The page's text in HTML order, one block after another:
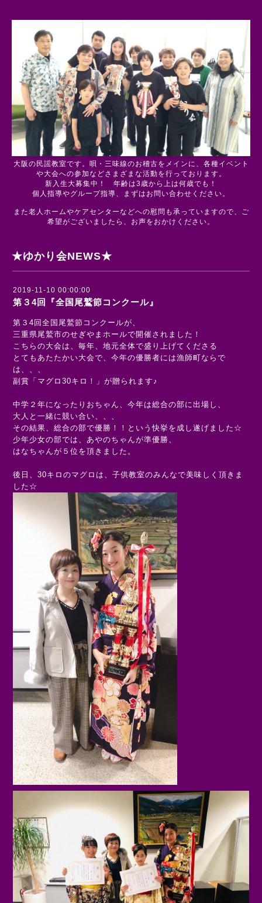
大阪の民謡教室です。唄・三味線のお稽古をメインに、各種イベント
や大会への参加などさまざまな活動を行っております。
新入生大募集中！ 年齢は3歳から上は何歳でも！
個人指導やグループ指導、まずはお問い合わせください。
また老人ホームやケアセンターなどへの慰問も承っていますので、ご
希望がございましたら、お声をおかけください。
★ゆかり会NEWS★
2019-11-10 00:00:00
第３4回『全国尾鷲節コンクール』
第３4回全国尾鷲節コンクールが、
三重県尾鷲市のせぎやまホールで開催されました！
こちらの大会は、毎年、地元全体で盛り上げてくださる
とてもあたたかい大会で、今年の優勝者には漁師町ならで
は、、、
副賞「マグロ30キロ！」が贈られます♪
中学２年になったりおちゃん、今年は総合の部に出場し、
大人と一緒に競い合い、、、
その結果、総合の部で優勝！！という快挙を成し遂げました☆
少年少女の部では、あやのちゃんが準優勝、
はなちゃんが５位を頂きました。
後日、30キロのマグロは、子供教室のみんなで美味しく頂きま
した☆